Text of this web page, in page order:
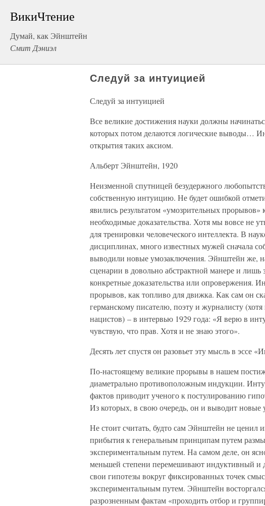
ВикиЧтение
Думай, как Эйнштейн
Смит Дэниэл
Следуй за интуицией
Следуй за интуицией
Все великие достижения науки должны
которых потом делаются логические выводы…
открытия таких аксиом.
Альберт Эйнштейн, 1920
Неизменной спутницей безудержного
собственную интуицию. Не будет ошибкой
явились результатом «умозрительных
необходимые доказательства. Хотя мы вовсе не
для тренировки человеческого интеллекта. В
дисциплинах, много известных мужей сначала
выводили новые умозаключения. Эйнштейн же,
сценарии в довольно абстрактной манере и лишь
конкретные доказательства или опровержения.
прорывов, как топливо для движка. Как сам он
германскому писателю, поэту и журналисту
нацистов) – в интервью 1929 года: «Я верю в
чувствую, что прав. Хотя и не знаю этого».
Десять лет спустя он разовьет эту мысль в эссе
По-настоящему великие прорывы в нашем
диаметрально противоположным индукции.
фактов приводит ученого к постулированию
Из которых, в свою очередь, он и выводит новые
Не стоит считать, будто сам Эйнштейн не ценил
прибытия к генеральным принципам путем
экспериментальным путем. На самом деле, он
меньшей степени перемешивают индуктивный
свои гипотезы вокруг фиксированных точек
экспериментальным путем. Эйнштейн
разрозненным фактам «проходить отбор и